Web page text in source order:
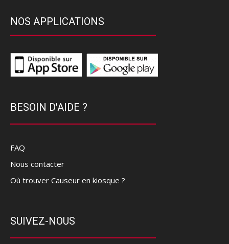
NOS APPLICATIONS
BESOIN D'AIDE ?
FAQ
Nous contacter
Où trouver Causeur en kiosque ?
SUIVEZ-NOUS